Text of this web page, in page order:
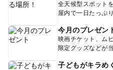
全天候型スポット
屋内で一日たっぷ
今月のプレゼン
映画チケット、ム
限定グッズなどが
子どもがキラめ